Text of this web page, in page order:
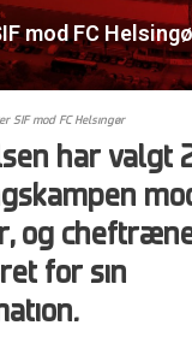
mod FC
SIF mod FC Helsingør
har valgt
og
for sin